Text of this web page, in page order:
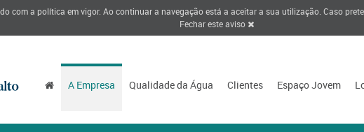
com a política em vigor. Ao continuar a navegação está a aceitar a sua utilização. Caso
Fechar este aviso
A Empresa Qualidade da Água Clientes Espaço Jovem